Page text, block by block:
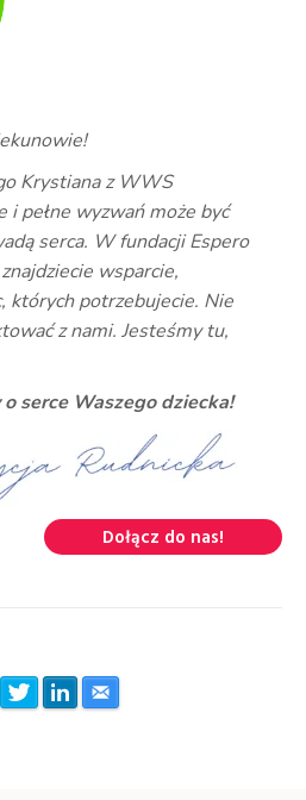
Krystiana z WWS
i pełne wyzwań może być
serca. W fundacji Espero
wsparcie,
których potrzebujecie. Nie
z nami. Jesteśmy tu,
serce Waszego dziecka!
Dołącz do nas!